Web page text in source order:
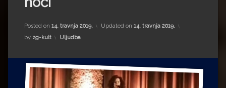
Impressum
Milenko Strižak
Drugi autori
Drugi autori
Ljiljana Lekanić-Kljaić
Posted on 14. travnja 2019. Updated on 14. travnja 2019.
by zg-kult Kategorije:
Uljudba